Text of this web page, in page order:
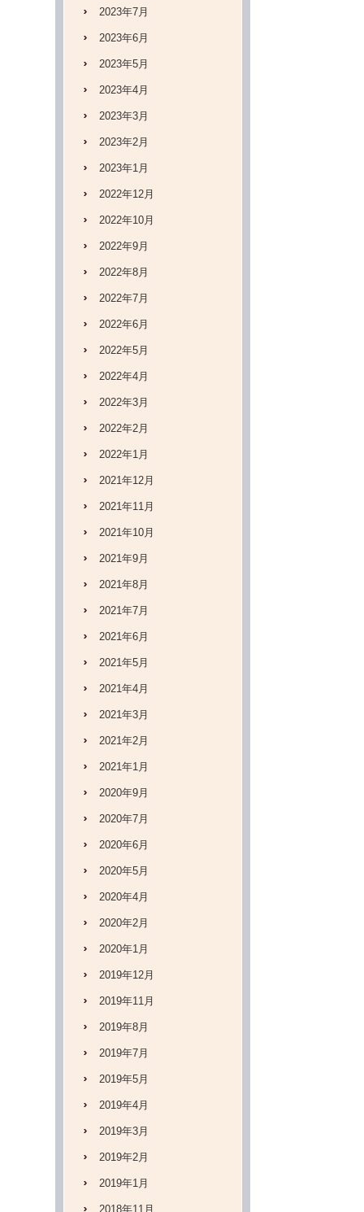
2023年7月
2023年6月
2023年5月
2023年4月
2023年3月
2023年2月
2023年1月
2022年12月
2022年10月
2022年9月
2022年8月
2022年7月
2022年6月
2022年5月
2022年4月
2022年3月
2022年2月
2022年1月
2021年12月
2021年11月
2021年10月
2021年9月
2021年8月
2021年7月
2021年6月
2021年5月
2021年4月
2021年3月
2021年2月
2021年1月
2020年9月
2020年7月
2020年6月
2020年5月
2020年4月
2020年2月
2020年1月
2019年12月
2019年11月
2019年8月
2019年7月
2019年5月
2019年4月
2019年3月
2019年2月
2019年1月
2018年11月